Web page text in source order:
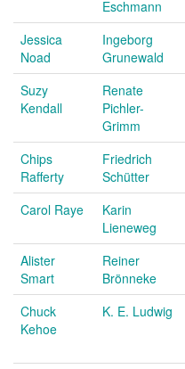
Eschmann
Jessica
Noad
Ingeborg
Grunewald
Suzy
Kendall
Renate
Pichler-
Grimm
Chips
Rafferty
Friedrich
Schütter
Carol Raye
Karin
Lieneweg
Alister
Smart
Reiner
Brönneke
Chuck
Kehoe
K. E. Ludwig